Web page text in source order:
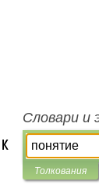
Словари и
Толкования